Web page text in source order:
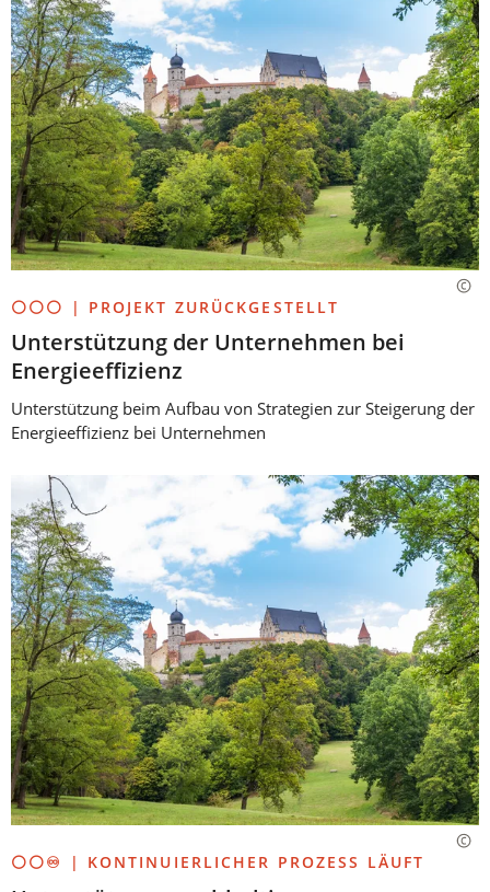
⚪⚪⚪ | PROJEKT ZURÜCKGESTELLT
Unterstützung der Unternehmen bei
Energieeffizienz
Unterstützung beim Aufbau von Strategien zur Steigerung der
Energieeffizienz bei Unternehmen
⚪⚪♾️ | KONTINUIERLICHER PROZESS LÄUFT